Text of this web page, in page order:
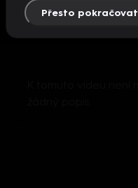
Přesto pokračovat